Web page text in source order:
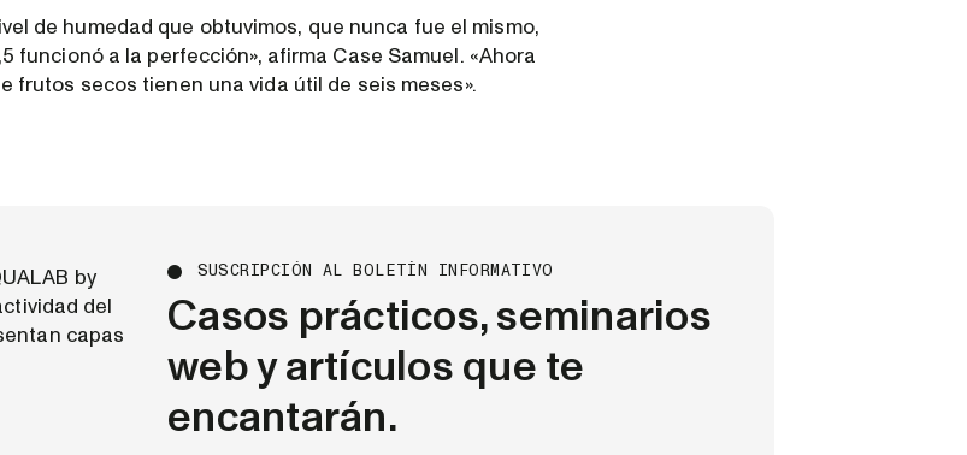
de humedad que obtuvimos, que nunca fue el mismo,
funcionó a la perfección», afirma Case Samuel. «Ahora
frutos secos tienen una vida útil de seis meses».
SUSCRIPCIÓN AL BOLETÍN INFORMATIVO
Casos prácticos, seminarios
web y artículos que te
encantarán.